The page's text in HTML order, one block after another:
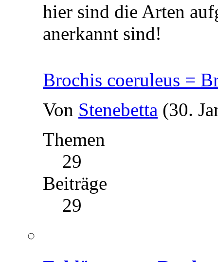
hier sind die Arten
anerkannt sind!
Brochis coeruleus =
Von Stenebetta (30.
Themen
29
Beiträge
29